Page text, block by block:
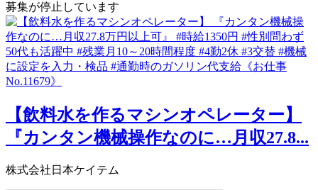
募集が停止しています
【飲料水を作るマシンオペレーター】
『カンタン機械操作なのに…月収27.8...
株式会社日本ケイテム